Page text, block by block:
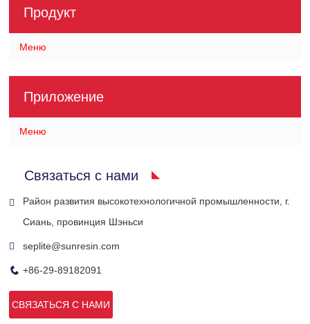
Продукт
Меню
Приложение
Меню
Связаться с нами
Район развития высокотехнологичной промышленности, г.
Сиань, провинция Шэньси
seplite@sunresin.com
+86-29-89182091
СВЯЗАТЬСЯ С НАМИ